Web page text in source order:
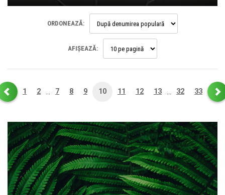
ORDONEAZĂ:
AFIȘEAZĂ:
1 2 … 7 8 9 10 11 12 13 … 32 33